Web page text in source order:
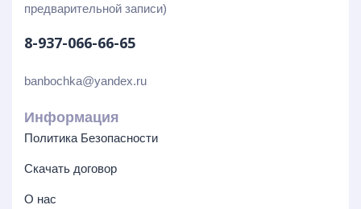
предварительной записи)
8-937-066-66-65
banbochka@yandex.ru
Информация
Политика Безопасности
Скачать договор
О нас